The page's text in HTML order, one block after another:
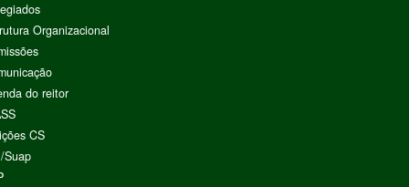
Organizacional
do reitor
CS
Suap